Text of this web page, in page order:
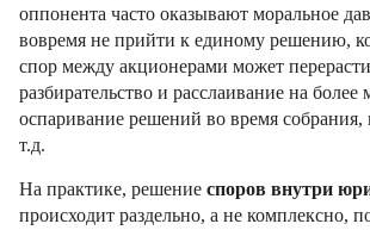
оппонента часто оказывают моральное
вовремя не прийти к единому решению,
спор между акционерами может
разбирательство и расслаивание на
оспаривание решений во время
т.д.
На практике, решение споров внутри
происходит раздельно, а не комплексно,